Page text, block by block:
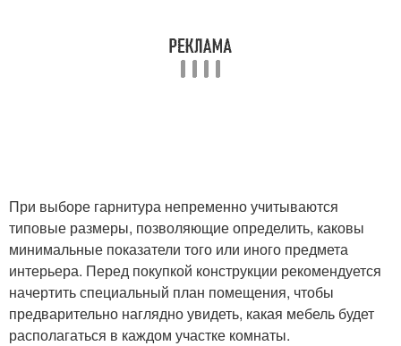
При выборе гарнитура непременно учитываются
типовые размеры, позволяющие определить, каковы
минимальные показатели того или иного предмета
интерьера. Перед покупкой конструкции рекомендуется
начертить специальный план помещения, чтобы
предварительно наглядно увидеть, какая мебель будет
располагаться в каждом участке комнаты.